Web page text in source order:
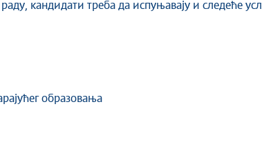
кандидати треба да испуњавају и следеће
образовања